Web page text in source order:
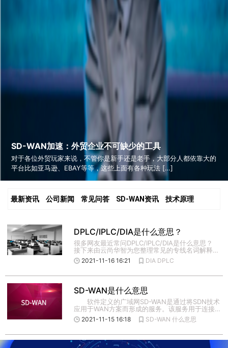
SD-WAN加速：外贸企业不可缺少的工具
对于各位外贸玩家来说，不管你是新手还是老手，大部分人都依靠大的
平台比如亚马逊、EBAY等等，这些上面有各种玩法 […]
最新资讯 公司新闻 常见问答 SD-WAN资讯 技术原理
DPLC/IPLC/DIA是什么意思？
很多网友最近常问DPLC/IPLC/DIA是什么意思？
接下来由云尚华智为您整理常见的专线名词解释。
区内专线 […]
2021-11-16 16:21 DIA DPLC
SD-WAN是什么意思
软件定义的广域网SD-WAN是通过将SDN技术
应用于WAN方案而形成的服务。该服务用于连接
广泛地理范围的企 […]
2021-11-15 16:18 SD-WAN 什么意思